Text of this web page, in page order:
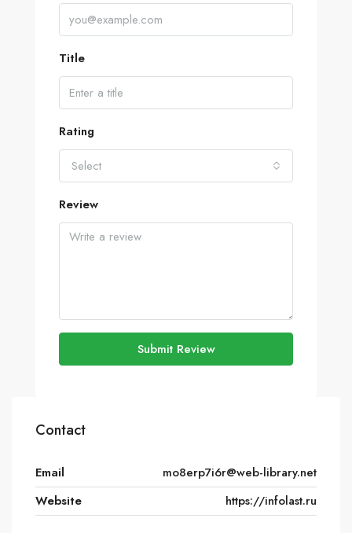
Title
Rating
Select
Review
Submit Review
Contact
Email
mo8erp7i6r@web-library.net
Website
https://infolast.ru